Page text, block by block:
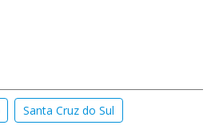
Santa Cruz do Sul